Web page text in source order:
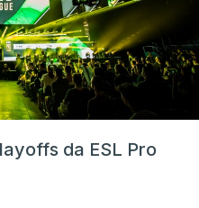
da ESL Pro